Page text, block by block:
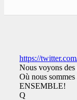
https://
Nous voyons
Où nous
ENSEMBLE!
Q